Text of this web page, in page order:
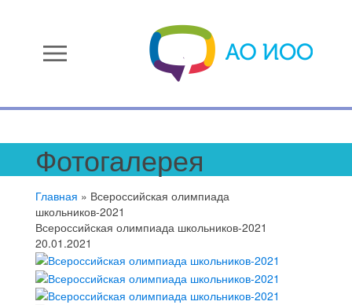
menu
Фотогалерея
Главная » Всероссийская олимпиада
школьников-2021
Всероссийская олимпиада школьников-2021
20.01.2021